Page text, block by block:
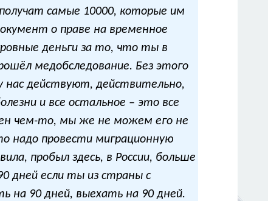
самые 10000, которые им
о праве на временное
деньги за то, что ты в
медобследование. Без этого
нас действуют, действительно,
и все остальное – это все
чем-то, мы же не можем его не
надо провести миграционную
пробыл здесь, в России, больше
дней если ты из страны с
90 дней, выехать на 90 дней.